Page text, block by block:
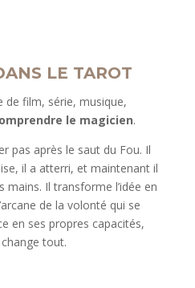
LE TAROT
de film, série, musique,
le magicien.
pas après le saut du Fou. Il
il a atterri, et maintenant il
mains. Il transforme l’idée en
de la volonté qui se
en ses propres capacités,
tout.